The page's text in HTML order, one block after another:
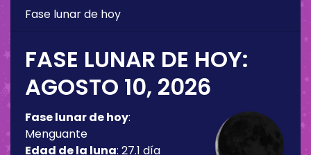
Fase lunar de hoy
FASE LUNAR DE HOY:
AGOSTO 10, 2026
Fase lunar de hoy:
Menguante
Edad de la luna: 27.1 día